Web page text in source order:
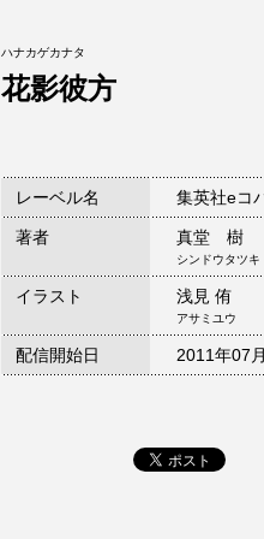
ハナカゲカナタ
花影彼方
レーベル名 集英社eコ
著者 真堂 樹
シンドウタツキ
イラスト 浅見 侑
アサミユウ
配信開始日 2011年07